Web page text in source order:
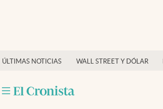
ÚLTIMAS NOTICIAS WALL STREET Y DÓLAR
Finanzas y economía
Inmigración